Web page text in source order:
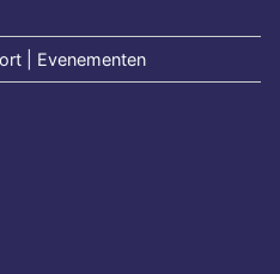
| Evenementen